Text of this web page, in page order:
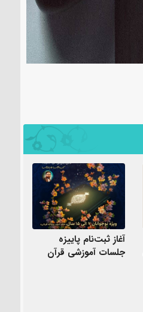
آغاز ثبت‌نام پاییزه
جلسات آموزشی قرآن